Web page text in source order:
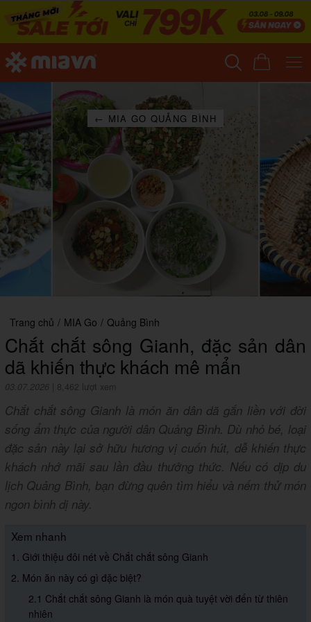
← MIA GO QUẢNG BÌNH
Trang chủ / MIA Go / Quảng Bình
Chắt chắt sông Gianh, đặc sản dân
dã khiến thực khách mê mẩn
03.07.2026 8,462 lượt xem
Chắt chắt sông Gianh là món ăn dân dã gắn liền với đời
sống ẩm thực của người dân Quảng Bình. Dù nhỏ bé, loại
đặc sản này lại sở hữu hương vị cuốn hút, dễ khiến thực
khách nhớ mãi sau lần đầu thưởng thức. Nếu có dịp du
lịch Quảng Bình, bạn đừng quên tìm hiểu và nếm thử món
ngon bình dị này.
Xem nhanh
1. Giới thiệu đôi nét về Chắt chắt sông Gianh
2. Món ăn này có gì đặc biệt?
2.1 Chắt chắt sông Gianh là món quà tuyệt vời đến từ thiên
nhiên